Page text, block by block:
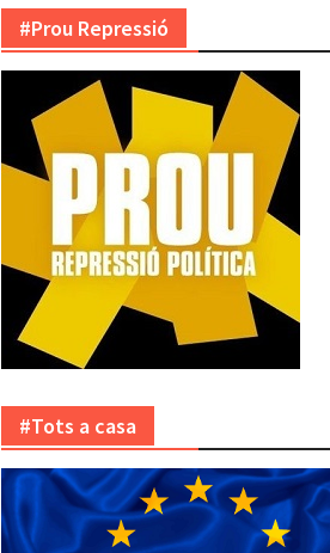
#Prou Repressió
#Tots a casa